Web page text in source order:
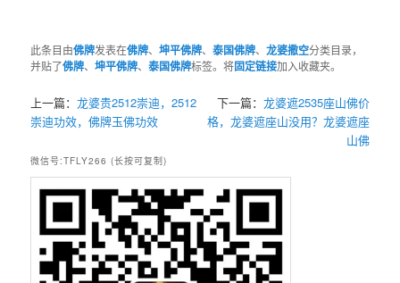
此条目由佛牌发表在佛牌、坤平佛牌、泰国佛牌、龙婆撒空分类目录，
并贴了佛牌、坤平佛牌、泰国佛牌标签。将固定链接加入收藏夹。
上一篇：龙婆贵2512崇迪，2512
崇迪功效，佛牌玉佛功效
下一篇： 龙婆遮2535座山佛价
格，龙婆遮座山没用？龙婆遮座
山佛
微信号:TFLY266 (长按可复制)